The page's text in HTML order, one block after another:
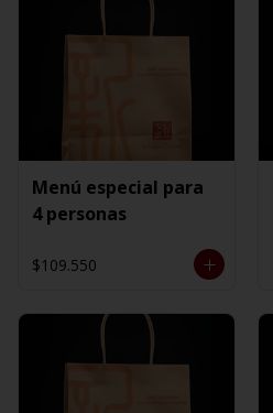
Menú especial para
4 personas
$109.550